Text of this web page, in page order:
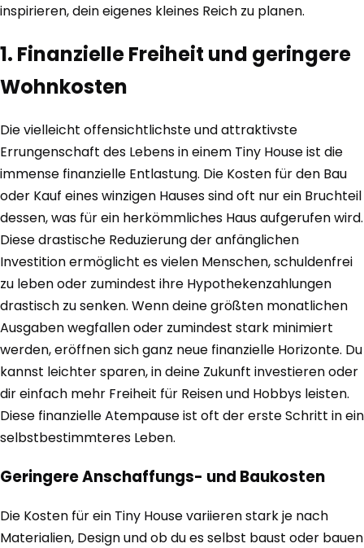
inspirieren, dein eigenes kleines Reich zu planen.
1. Finanzielle Freiheit und geringere
Wohnkosten
Die vielleicht offensichtlichste und attraktivste
Errungenschaft des Lebens in einem Tiny House ist die
immense finanzielle Entlastung. Die Kosten für den Bau
oder Kauf eines winzigen Hauses sind oft nur ein Bruchteil
dessen, was für ein herkömmliches Haus aufgerufen wird.
Diese drastische Reduzierung der anfänglichen
Investition ermöglicht es vielen Menschen, schuldenfrei
zu leben oder zumindest ihre Hypothekenzahlungen
drastisch zu senken. Wenn deine größten monatlichen
Ausgaben wegfallen oder zumindest stark minimiert
werden, eröffnen sich ganz neue finanzielle Horizonte. Du
kannst leichter sparen, in deine Zukunft investieren oder
dir einfach mehr Freiheit für Reisen und Hobbys leisten.
Diese finanzielle Atempause ist oft der erste Schritt in ein
selbstbestimmteres Leben.
Geringere Anschaffungs- und Baukosten
Die Kosten für ein Tiny House variieren stark je nach
Materialien, Design und ob du es selbst baust oder bauen